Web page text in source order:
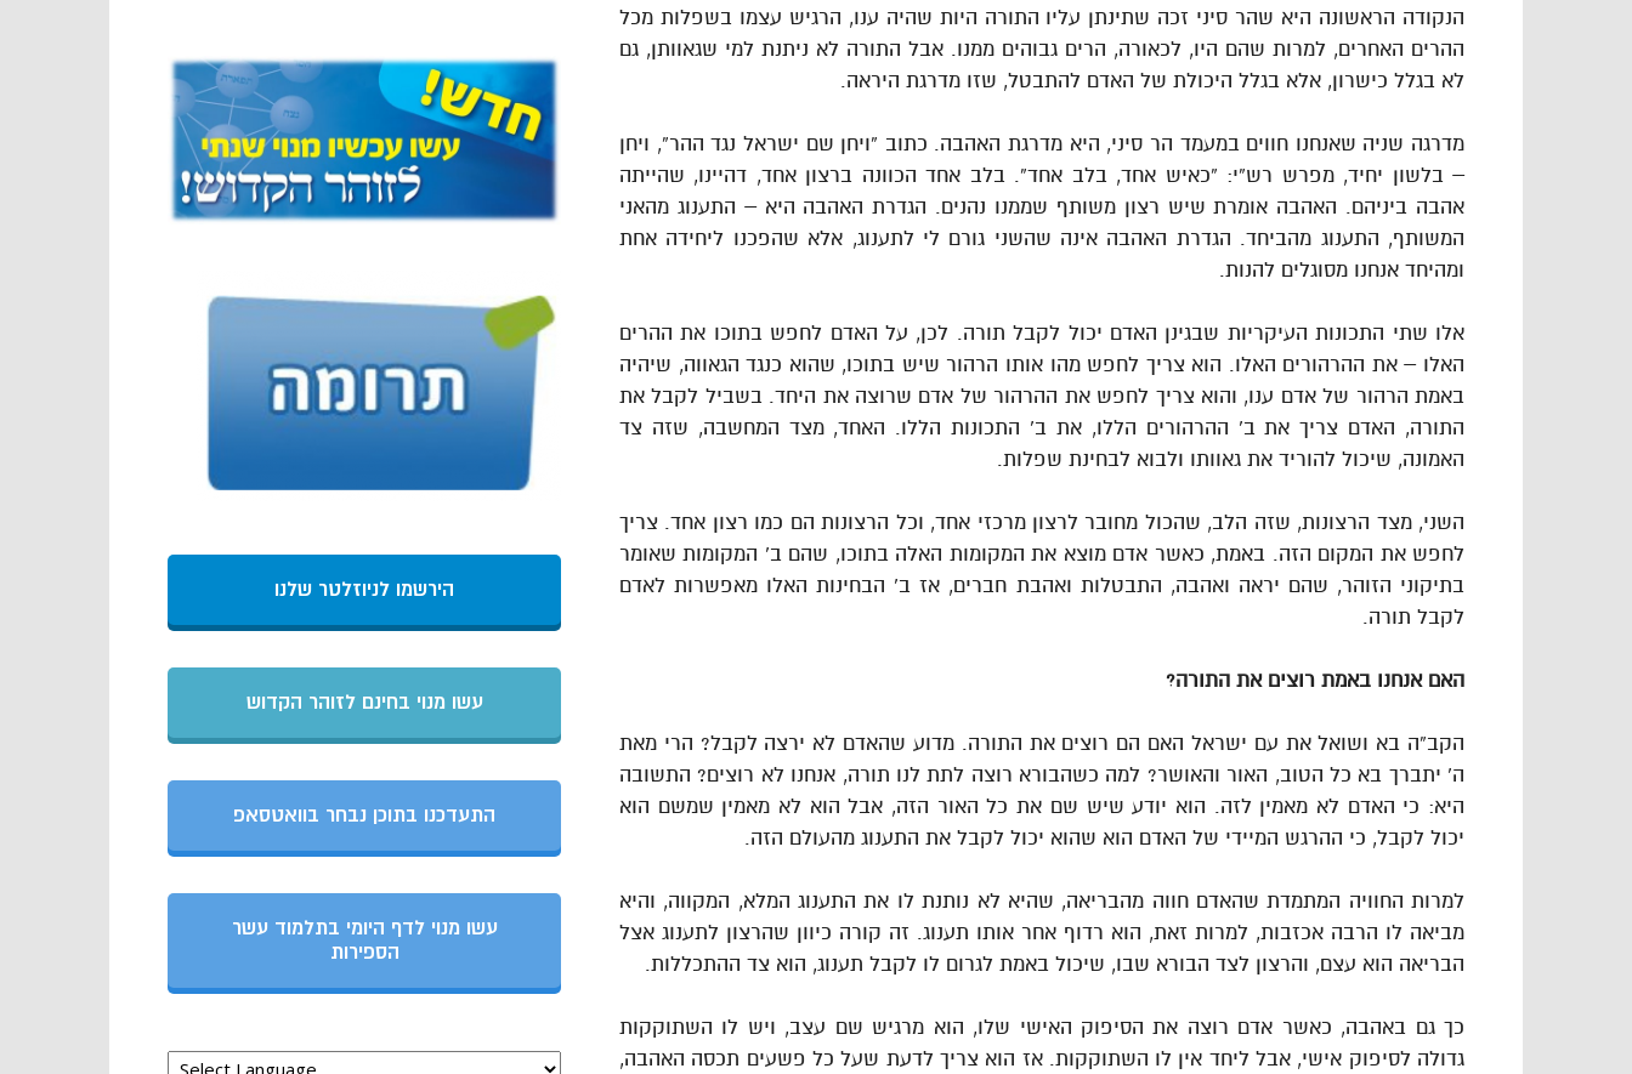
הנקודה הראשונה היא שהר סיני זכה שתינתן עליו התורה היות שהיה ענו, הרגיש עצמו בשפלות מכל
ההרים האחרים, למרות שהם היו, לכאורה, הרים גבוהים ממנו. אבל התורה לא ניתנת למי שגאוותן, גם
לא בגלל כישרון, אלא בגלל היכולת של האדם להתבטל, שזו מדרגת היראה.
מדרגה שניה שאנחנו חווים במעמד הר סיני, היא מדרגת האהבה. כתוב “ויחן שם ישראל נגד ההר”, ויחן
– בלשון יחיד, מפרש רש”י: “כאיש אחד, בלב אחד”. בלב אחד הכוונה ברצון אחד, דהיינו, שהייתה
אהבה ביניהם. האהבה אומרת שיש רצון משותף שממנו נהנים. הגדרת האהבה היא – התענוג מהאני
המשותף, התענוג מהביחד. הגדרת האהבה אינה שהשני גורם לי לתענוג, אלא שהפכנו ליחידה אחת
ומהיחד אנחנו מסוגלים להנות.
אלו שתי התכונות העיקריות שבגינן האדם יכול לקבל תורה. לכן, על האדם לחפש בתוכו את ההרים
האלו – את ההרהורים האלו. הוא צריך לחפש מהו אותו הרהור שיש בתוכו, שהוא כנגד הגאווה, שיהיה
באמת הרהור של אדם ענו, והוא צריך לחפש את ההרהור של אדם שרוצה את היחד. בשביל לקבל את
התורה, האדם צריך את ב’ ההרהורים הללו, את ב’ התכונות הללו. האחד, מצד המחשבה, שזה צד
האמונה, שיכול להוריד את גאוותו ולבוא לבחינת שפלות.
השני, מצד הרצונות, שזה הלב, שהכול מחובר לרצון מרכזי אחד, וכל הרצונות הם כמו רצון אחד. צריך
לחפש את המקום הזה. באמת, כאשר אדם מוצא את המקומות האלה בתוכו, שהם ב’ המקומות שאומר
בתיקוני הזוהר, שהם יראה ואהבה, התבטלות ואהבת חברים, אז ב’ הבחינות האלו מאפשרות לאדם
לקבל תורה.
האם אנחנו באמת רוצים את התורה?
הקב”ה בא ושואל את עם ישראל האם הם רוצים את התורה. מדוע שהאדם לא ירצה לקבל? הרי מאת
ה’ יתברך בא כל הטוב, האור והאושר? למה כשהבורא רוצה לתת לנו תורה, אנחנו לא רוצים? התשובה
היא: כי האדם לא מאמין לזה. הוא יודע שיש שם את כל האור הזה, אבל הוא לא מאמין שמשם הוא
יכול לקבל, כי ההרגש המיידי של האדם הוא שהוא יכול לקבל את התענוג מהעולם הזה.
למרות החוויה המתמדת שהאדם חווה מהבריאה, שהיא לא נותנת לו את התענוג המלא, המקווה, והיא
מביאה לו הרבה אכזבות, למרות זאת, הוא רדוף אחר אותו תענוג. זה קורה כיוון שהרצון לתענוג אצל
הבריאה הוא עצם, והרצון לצד הבורא שבו, שיכול באמת לגרום לו לקבל תענוג, הוא צד ההתכללות.
כך גם באהבה, כאשר אדם רוצה את הסיפוק האישי שלו, הוא מרגיש שם עצב, ויש לו השתוקקות
גדולה לסיפוק אישי, אבל ליחד אין לו השתוקקות. אז הוא צריך לדעת שעל כל פשעים תכסה האהבה,
הירשמו לניוזלטר שלנו
עשו מנוי בחינם לזוהר הקדוש
התעדכנו בתוכן נבחר בוואטסאפ
עשו מנוי לדף היומי בתלמוד עשר
הספירות